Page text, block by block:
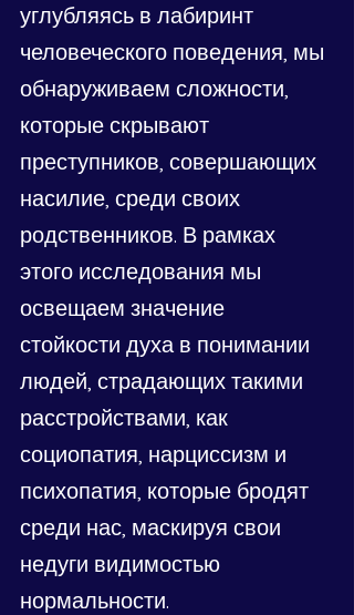
углубляясь в лабиринт
человеческого поведения, мы
обнаруживаем сложности,
которые скрывают
преступников, совершающих
насилие, среди своих
родственников. В рамках
этого исследования мы
освещаем значение
стойкости духа в понимании
людей, страдающих такими
расстройствами, как
социопатия, нарциссизм и
психопатия, которые бродят
среди нас, маскируя свои
недуги видимостью
нормальности.